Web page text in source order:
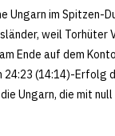
Ungarn im Spitzen-
weil
Ende auf dem
(14:14)-Erfolg
Ungarn, die mit